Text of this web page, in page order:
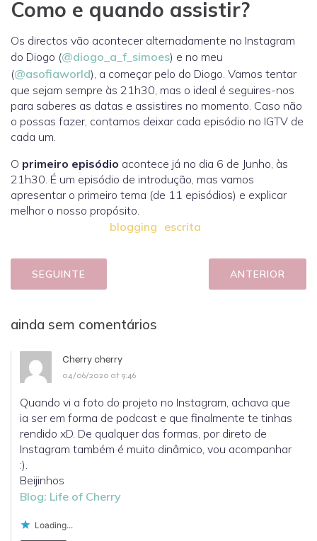
Como e quando assistir?
Os directos vão acontecer alternadamente no Instagram
do Diogo (@diogo_a_f_simoes) e no meu
(@asofiaworld), a começar pelo do Diogo. Vamos tentar
que sejam sempre às 21h30, mas o ideal é seguires-nos
para saberes as datas e assistires no momento. Caso não
o possas fazer, contamos deixar cada episódio no IGTV de
cada um.
O primeiro episódio acontece já no dia 6 de Junho, às
21h30. É um episódio de introdução, mas vamos
apresentar o primeiro tema (de 11 episódios) e explicar
melhor o nosso propósito.
blogging escrita
SEGUINTE ANTERIOR
ainda sem comentários
Cherry cherry
04/06/2020 at 9:46
Quando vi a foto do projeto no Instagram, achava que
ia ser em forma de podcast e que finalmente te tinhas
rendido xD. De qualquer das formas, por direto de
Instagram também é muito dinâmico, vou acompanhar
:).
Beijinhos
Blog: Life of Cherry
Loading...